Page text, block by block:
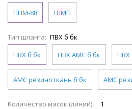
ППМ-88
ШМП
Тип шланга: ПВХ б бк
ПВХ б бк
ПВХ АМС б бк ПВХ
АМС резиноткань б бк АМС
Количество масок (линий):
1